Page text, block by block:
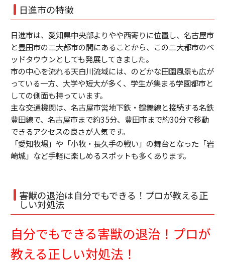
日進市の特徴
日進市は、愛知県中央部よりやや西寄りに位置し、名古屋市
と豊田市の二大都市の間にあることから、この二大都市のベ
ッドタウウンとしても発展してきました。
市の中心を流れる天白川流域には、のどかな田園風景も広が
っている一方、大学や短大が多く、学生が集まる学園都市と
しての側面も持っています。
主な交通機関は、名古屋市営地下鉄・鶴舞線と接続する名鉄
豊田線で、名古屋市まで約35分、豊田市まで約30分で移動
できるアクセスの良さが人気です。
「愛知牧場」や「小牧・長久手の戦い」の舞台となった「岩
崎城」など手軽に楽しめるスポットも多くあります。
害獣の退治は自分でもできる！プロが教える正
しい対処法
自分でもできる害獣の退治！プロが
教える正しい対処法！